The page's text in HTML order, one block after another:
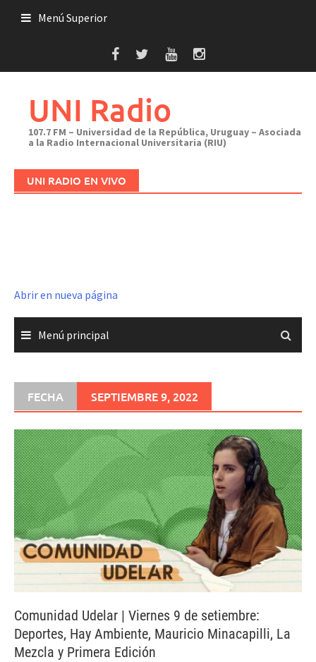
Menú Superior
UNI Radio
107.7 FM – Universidad de la República, Uruguay – Asociada
a la Radio Internacional Universitaria (RIU)
UNI RADIO EN VIVO
Abrir en nueva página
Menú principal
FECHA SEPTIEMBRE 9, 2022
Comunidad Udelar | Viernes 9 de setiembre:
Deportes, Hay Ambiente, Mauricio Minacapilli, La
Mezcla y Primera Edición